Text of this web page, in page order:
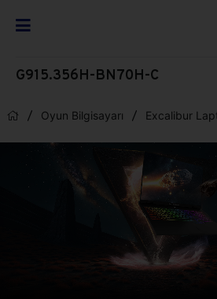
G915.356H-BN70H-C
Oyun Bilgisayarı Excalibur